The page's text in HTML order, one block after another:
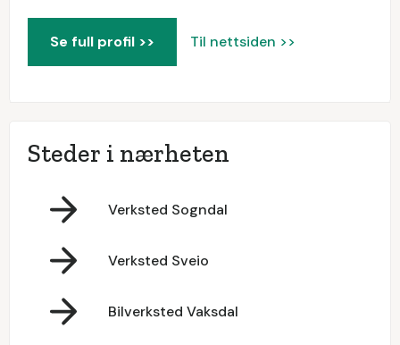
Se full profil >> Til nettsiden >>
Steder i nærheten
Verksted Sogndal
Verksted Sveio
Bilverksted Vaksdal